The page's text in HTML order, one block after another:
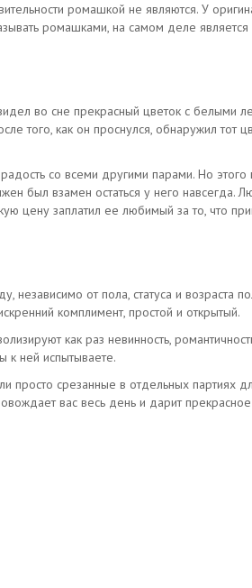
ромашкой не являются. У
ромашками, на самом деле
во сне прекрасный цветок с белыми
того, как он проснулся, обнаружил тот
со всеми другими парами. Но
был взамен остаться у него навсегда.
цену заплатил ее любимый за то, что
от пола, статуса и возраста
комплимент, простой и открытый.
как раз невинность,
к ней испытываете.
срезанные в отдельных партиях
вас весь день и дарит